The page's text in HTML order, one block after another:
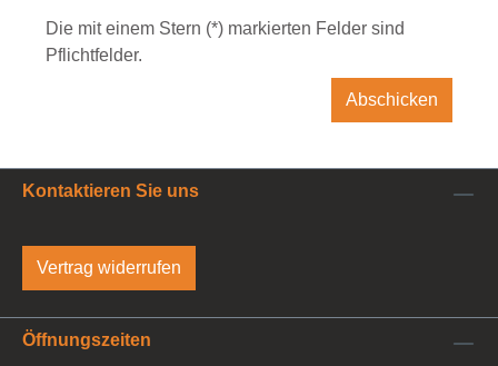
Die mit einem Stern (*) markierten Felder sind
Pflichtfelder.
Abschicken
Kontaktieren Sie uns
Vertrag widerrufen
Öffnungszeiten